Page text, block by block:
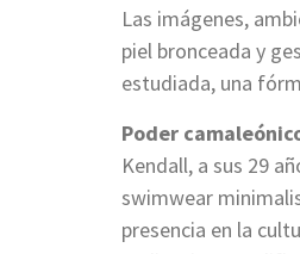
Las imágenes,
piel bronceada y
estudiada, una
Poder
Kendall, a sus 29
swimwear
presencia en la